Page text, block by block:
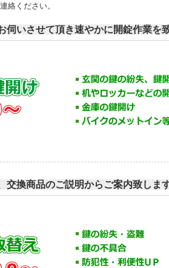
絡ください。
伺いさせて頂き速やかに開錠作業を
交換商品のご説明からご案内致しま